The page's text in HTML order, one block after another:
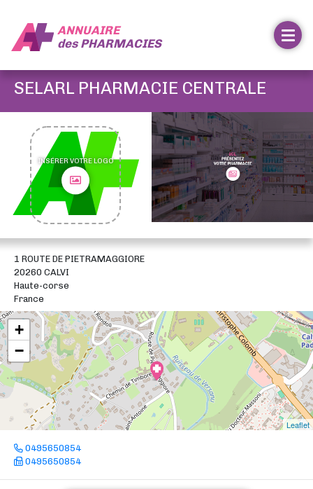
ANNUAIRE
desPHARMACIES
SELARL PHARMACIE CENTRALE
INSÉRER VOTRE LOGO
1 ROUTE DE PIETRAMAGGIORE
20260 CALVI
Haute-corse
France
+
−
Leaflet
0495650854
0495650854